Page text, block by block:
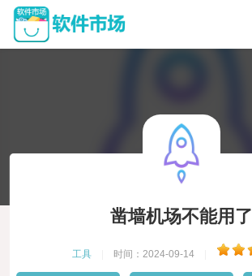
凿墙机场不能用了
工具 时间：2024-09-14